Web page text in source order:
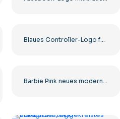
Blaues Controller-Logo für Discord-App-Symbol 2025: Kostenloser PNG-Download
Barbie Pink neues modernes Logo